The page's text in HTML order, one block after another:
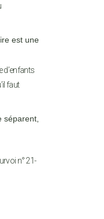
est une
d’enfants
faut
séparent,
n° 21-